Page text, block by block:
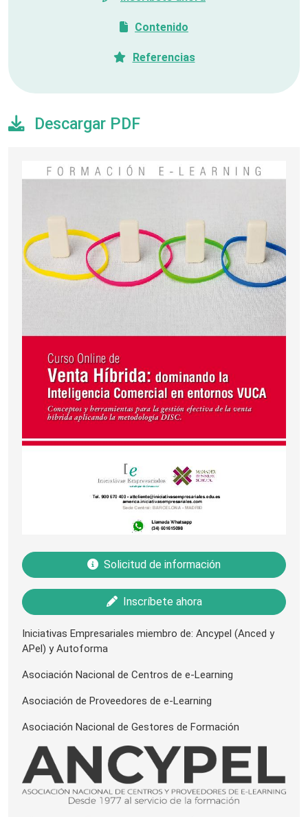
Contenido
Referencias
Descargar PDF
Solicitud de información
Inscríbete ahora
Iniciativas Empresariales miembro de: Ancypel (Anced y
APel) y Autoforma
Asociación Nacional de Centros de e-Learning
Asociación de Proveedores de e-Learning
Asociación Nacional de Gestores de Formación